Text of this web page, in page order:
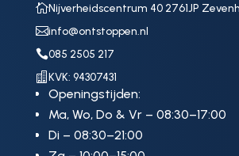
Nijverheidscentrum 40 2761JP
info@ontstoppen.nl
085 2505 217
 KVK: 94307431
Openingstijden:
Ma, Wo, Do & Vr – 08:30–17:00
Di – 08:30–21:00